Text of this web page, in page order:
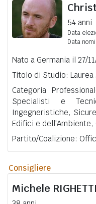
54 anni
Data
Data
Nato a Germania il 27/
Titolo di Studio: Laurea
Categoria
Specialisti e
Ingegneristiche,
Edifici e dell'Ambiente,
Partito/Coalizione:
Consigliere
Michele